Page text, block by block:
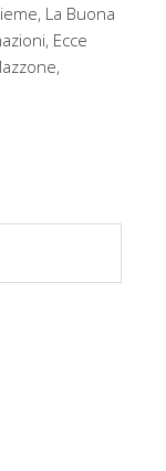
La Buona
Ecce